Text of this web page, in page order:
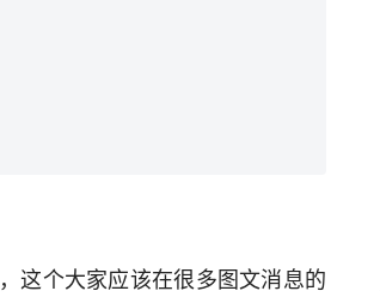
这个大家应该在很多图文消息的